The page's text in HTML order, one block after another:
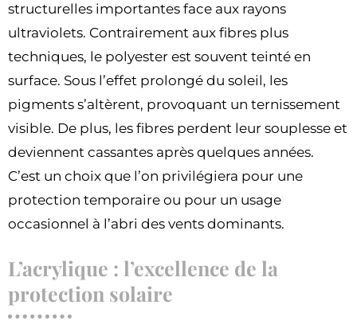
structurelles importantes face aux rayons
ultraviolets. Contrairement aux fibres plus
techniques, le polyester est souvent teinté en
surface. Sous l’effet prolongé du soleil, les
pigments s’altèrent, provoquant un ternissement
visible. De plus, les fibres perdent leur souplesse et
deviennent cassantes après quelques années.
C’est un choix que l’on privilégiera pour une
protection temporaire ou pour un usage
occasionnel à l’abri des vents dominants.
L’acrylique : l’excellence de la
protection solaire